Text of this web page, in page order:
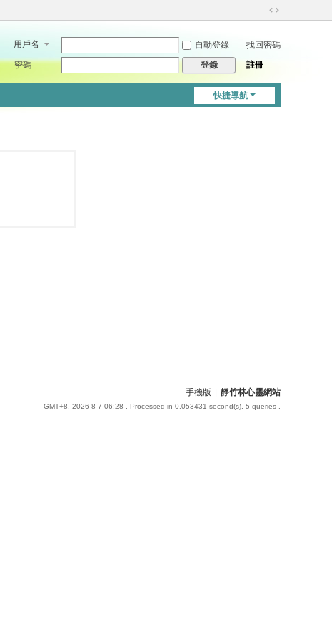
切
到
用戶名 自動登錄
找回密碼
密碼
登錄 註冊
快捷導航
手機版 靜竹林心靈網站
GMT+8, 2026-8-7 06:28 , Processed in 0.053431 second(s), 5 queries .